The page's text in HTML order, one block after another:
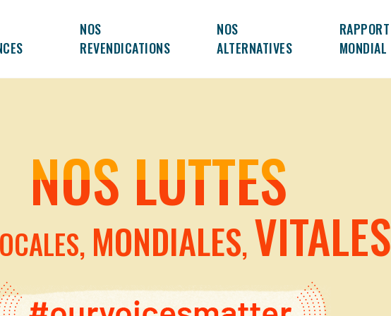
NOS
REVENDICATIONS
NOS
ALTERNATIVES
RAPPORT
MONDIAL
NOS LUTTES
MONDIALES,VITALES